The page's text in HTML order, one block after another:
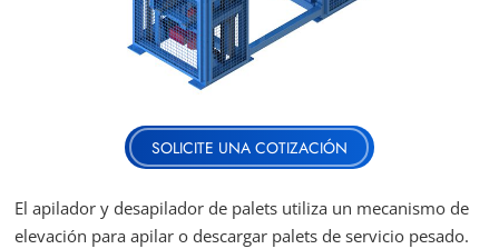
SOLICITE UNA COTIZACIÓN
El apilador y desapilador de palets utiliza un mecanismo de
elevación para apilar o descargar palets de servicio pesado.